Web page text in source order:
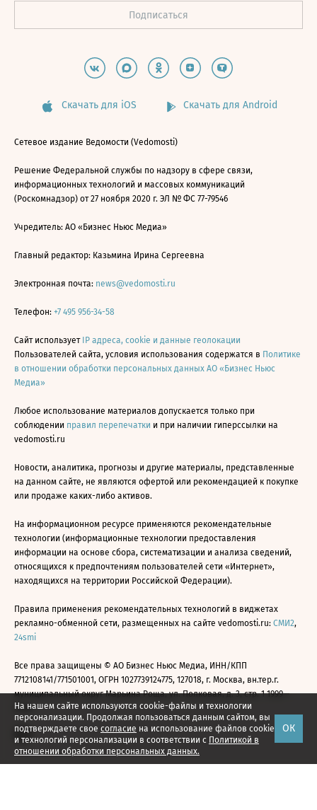
На нашем сайте используются cookie-файлы и технологии
персонализации. Продолжая пользоваться данным сайтом, вы
подтверждаете свое согласие на использование файлов cookie
и технологий персонализации в соответствии с Политикой в
отношении обработки персональных данных.
ОК
Скачать для iOS Скачать для Android
Сетевое издание Ведомости (Vedomosti)
Решение Федеральной службы по надзору в сфере связи,
информационных технологий и массовых коммуникаций
(Роскомнадзор) от 27 ноября 2020 г. ЭЛ № ФС 77-79546
Учредитель: АО «Бизнес Ньюс Медиа»
Главный редактор: Казьмина Ирина Сергеевна
Электронная почта: news@vedomosti.ru
Телефон: +7 495 956-34-58
Сайт использует IP адреса, cookie и данные геолокации
Пользователей сайта, условия использования содержатся в Политике
в отношении обработки персональных данных АО «Бизнес Ньюс
Медиа»
Любое использование материалов допускается только при
соблюдении правил перепечатки и при наличии гиперссылки на
vedomosti.ru
Новости, аналитика, прогнозы и другие материалы, представленные
на данном сайте, не являются офертой или рекомендацией к покупке
или продаже каких-либо активов.
На информационном ресурсе применяются рекомендательные
технологии (информационные технологии предоставления
информации на основе сбора, систематизации и анализа сведений,
относящихся к предпочтениям пользователей сети «Интернет»,
находящихся на территории Российской Федерации).
Правила применения рекомендательных технологий в виджетах
рекламно-обменной сети, размещенных на сайте vedomosti.ru: СМИ2,
24smi
Все права защищены © АО Бизнес Ньюс Медиа, ИНН/КПП
7712108141/771501001, ОГРН 1027739124775, 127018, г. Москва, вн.тер.г.
муниципальный округ Марьина Роща, ул. Полковая, д. 3, стр. 1 1999—
2026